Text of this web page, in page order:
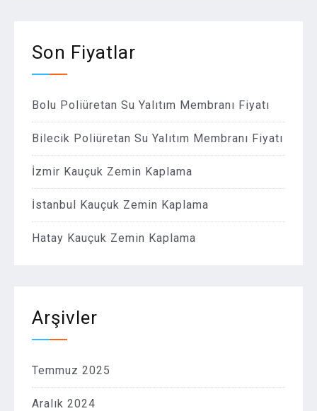
Son Fiyatlar
Bolu Poliüretan Su Yalıtım Membranı Fiyatı
Bilecik Poliüretan Su Yalıtım Membranı Fiyatı
İzmir Kauçuk Zemin Kaplama
İstanbul Kauçuk Zemin Kaplama
Hatay Kauçuk Zemin Kaplama
Arşivler
Temmuz 2025
Aralık 2024